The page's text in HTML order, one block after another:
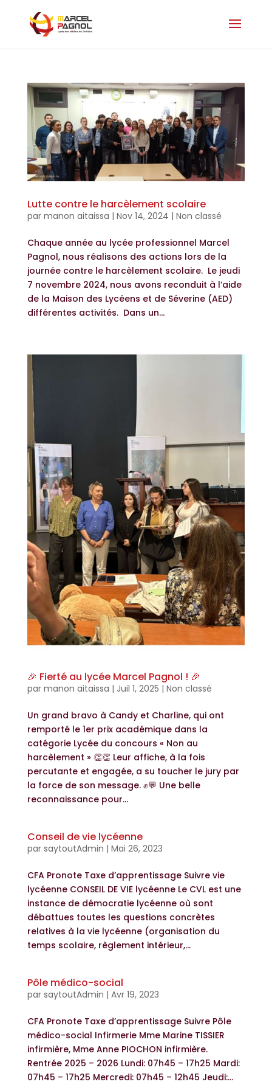
Lutte contre le harcèlement scolaire
par manon aitaissa | Nov 14, 2024 | Non classé
Chaque année au lycée professionnel Marcel
Pagnol, nous réalisons des actions lors de la
journée contre le harcèlement scolaire. Le jeudi
7 novembre 2024, nous avons reconduit à l’aide
de la Maison des Lycéens et de Séverine (AED)
différentes activités. Dans un...
🎉 Fierté au lycée Marcel Pagnol ! 🎉
par manon aitaissa | Juil 1, 2025 | Non classé
Un grand bravo à Candy et Charline, qui ont
remporté le 1er prix académique dans la
catégorie Lycée du concours « Non au
harcèlement » 👏👏 Leur affiche, à la fois
percutante et engagée, a su toucher le jury par
la force de son message. ✊💬 Une belle
reconnaissance pour...
Conseil de vie lycéenne
par saytoutAdmin | Mai 26, 2023
CFA Pronote Taxe d’apprentissage Suivre vie
lycéenne CONSEIL DE VIE lycéenne Le CVL est une
instance de démocratie lycéenne où sont
débattues toutes les questions concrètes
relatives à la vie lycéenne (organisation du
temps scolaire, règlement intérieur,...
Pôle médico-social
par saytoutAdmin | Avr 19, 2023
CFA Pronote Taxe d’apprentissage Suivre Pôle
médico-social Infirmerie Mme Marine TISSIER
infirmière, Mme Anne PIOCHON infirmière.
Rentrée 2025 – 2026 Lundi: 07h45 – 17h25 Mardi:
07h45 – 17h25 Mercredi: 07h45 – 12h45 Jeudi:...